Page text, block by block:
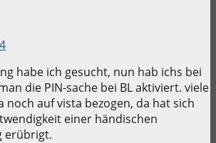
habe ich gesucht, nun hab ichs bei
die PIN-sache bei BL aktiviert. viele
noch auf vista bezogen, da hat sich
einer händischen
erübrigt.